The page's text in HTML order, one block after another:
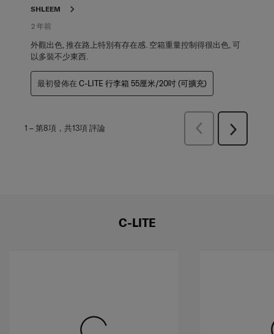
SHLEEM
2 年前
外觀出色, 推在路上特別有存在感. 空箱重量控制得很出色, 可
以多裝不少東西.
最初發佈在 C-LITE 行李箱 55厘米/20吋 (可擴充)
1 –第8項，共13項評論
上
下
C-LITE